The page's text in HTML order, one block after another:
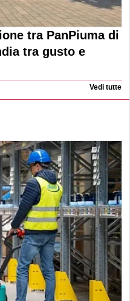
tra PanPiuma di
tra gusto e
Vedi tutte